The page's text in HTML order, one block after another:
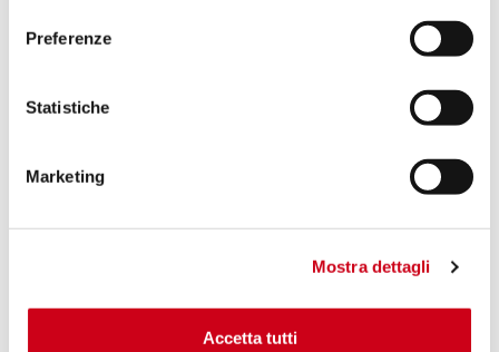
Preferenze
Statistiche
Marketing
Mostra dettagli
Accetta tutti
1.050,00 CHF
DETAILS
PRODUKT